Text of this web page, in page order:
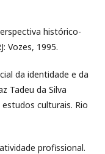
histórico-
Vozes, 1995.
da identidade e da
Tadeu da Silva
culturais. Rio
profissional.